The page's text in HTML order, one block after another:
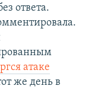
ответа.
атаке
же день в